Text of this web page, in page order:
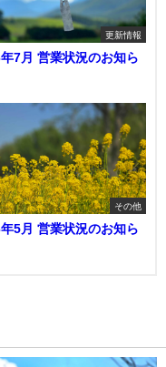
更新情報
7月 営業状況のお知ら
その他
5月 営業状況のお知ら